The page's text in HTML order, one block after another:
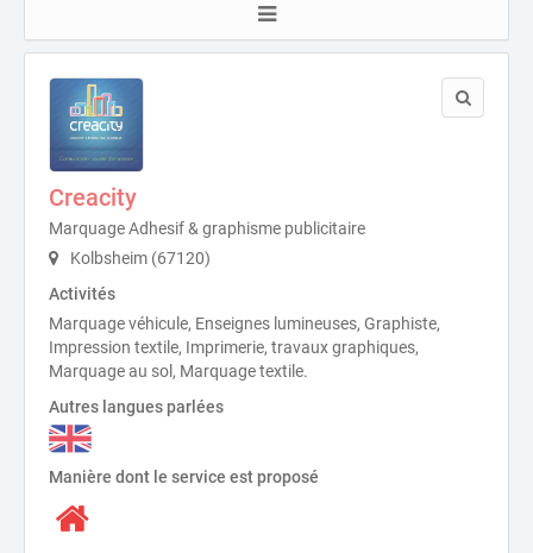
Creacity
Marquage Adhesif & graphisme publicitaire
Kolbsheim (67120)
Activités
Marquage véhicule, Enseignes lumineuses, Graphiste,
Impression textile, Imprimerie, travaux graphiques,
Marquage au sol, Marquage textile.
Autres langues parlées
Manière dont le service est proposé